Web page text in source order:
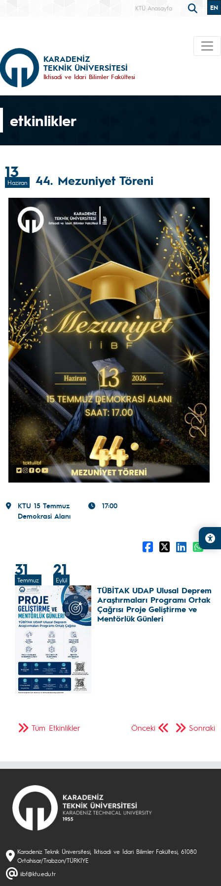
KTÜ Anasayfa EN
KARADENİZ
TEKNİK ÜNİVERSİTESİ
İktisadi ve İdari Bilimler Fakültesi
etkinlikler
13
Haziran 44. Mezuniyet Töreni
KTU 15 Temmuz
Demokrasi Alanı
17:00
31
Temmuz
21
Eylül
TÜBİTAK UDAP Ulusal Deprem
Araştırmaları Programı Ortak
Çağrısı Proje Geliştirme ve
Mentörlük Günleri
Önceki Sonraki
Tüm Etkinlikler
Karadeniz Teknik Üniversitesi, İktisadi ve İdari Bilimler Fakültesi, 61080
Ortahisar/Trabzon/TÜRKİYE
iibf@ktu.edu.tr